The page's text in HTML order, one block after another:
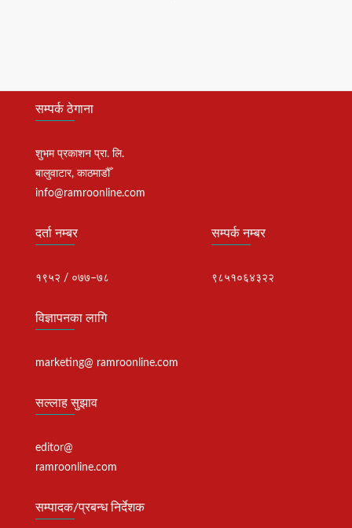
सम्पर्क ठेगाना
शुभम प्रकाशन प्रा. लि.
बालुवाटार, काठमाडौँ
info@ramroonline.com
दर्ता नम्बर
१९५२ / ०७७–७८
सम्पर्क नम्बर
९८५१०६४३२२
विज्ञापनका लागि
marketing@ ramroonline.com
सल्लाह सुझाव
editor@
ramroonline.com
सम्पादक/प्रबन्ध निर्देशक